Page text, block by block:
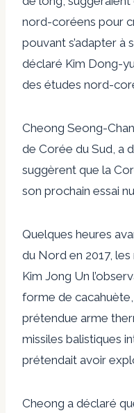
nord-coréens pour
pouvant s’adapter à
déclaré Kim Dong-
des études nord-
Cheong Seong-
de Corée du Sud, a
suggèrent que la
son prochain essai
Quelques heures
du Nord en 2017,
Kim Jong Un
forme de
prétendue arme
missiles balistiques
prétendait avoir
Cheong a déclaré